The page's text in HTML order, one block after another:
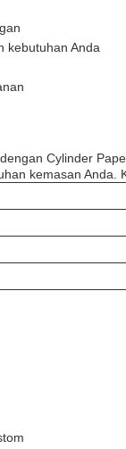
kebutuhan Anda
Cylinder
kemasan Anda.